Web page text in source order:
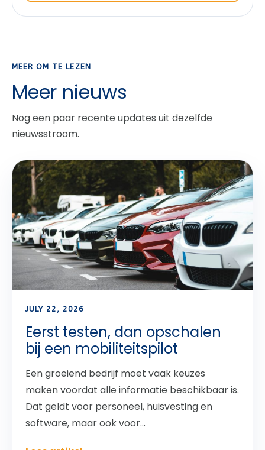
MEER OM TE LEZEN
Meer nieuws
Nog een paar recente updates uit dezelfde
nieuwsstroom.
JULY 22, 2026
Eerst testen, dan opschalen
bij een mobiliteitspilot
Een groeiend bedrijf moet vaak keuzes
maken voordat alle informatie beschikbaar is.
Dat geldt voor personeel, huisvesting en
software, maar ook voor...